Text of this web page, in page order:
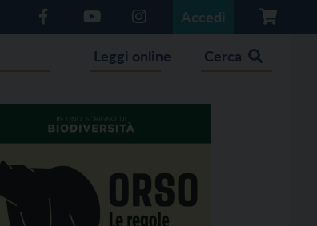
Accedi
Leggi online Cerca